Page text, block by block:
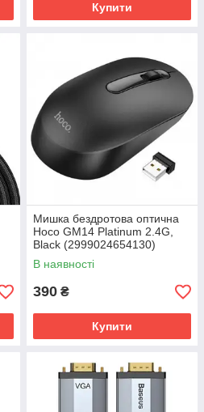
Купити
Мишка бездротова оптична
Hoco GM14 Platinum 2.4G,
Black (2999024654130)
В наявності
390 ₴
Купити